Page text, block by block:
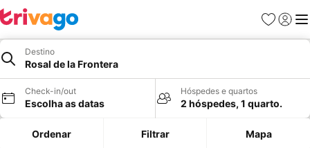
Favoritos
Iniciar
Destino
Rosal de la Frontera
Check-in/out
Escolha as datas
Hóspedes e quartos
2 hóspedes, 1 quarto.
Ordenar Filtrar Mapa